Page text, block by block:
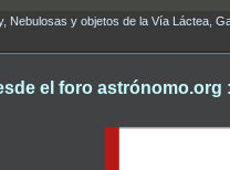
Nebulosas y objetos de la Vía Láctea,
el foro astrónomo.org